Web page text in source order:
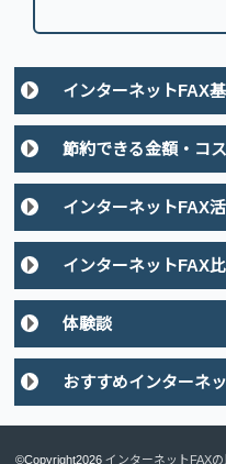
インターネットFAX
節約できる金額・コ
インターネットFAX
インターネットFAX
体験談
おすすめインターネ
©Copyright2026 インターネットFAX